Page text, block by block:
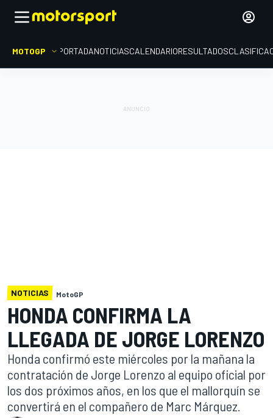
MOTOGP PORTADANOTICIASCALENDARIORESULTADOS
NOTICIAS MotoGP
HONDA CONFIRMA LA
LLEGADA DE JORGE LORENZO
Honda confirmó este miércoles por la mañana la
contratación de Jorge Lorenzo al equipo oficial por
los dos próximos años, en los que el mallorquín se
convertirá en el compañero de Marc Márquez.